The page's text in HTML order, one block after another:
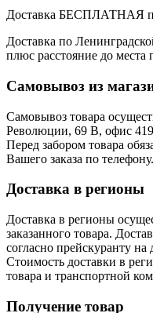
Доставка БЕСПЛАТНАЯ
Доставка по
плюс расстояние до места
Самовывоз из
Самовывоз товара
Революции, 69 В, офис
Перед забором товара
Вашего заказа по телефону.
Доставка в регионы
Доставка в регионы
заказанного товара.
согласно прейскуранту на
Стоимость доставки в
товара и транспортной
Получение товар